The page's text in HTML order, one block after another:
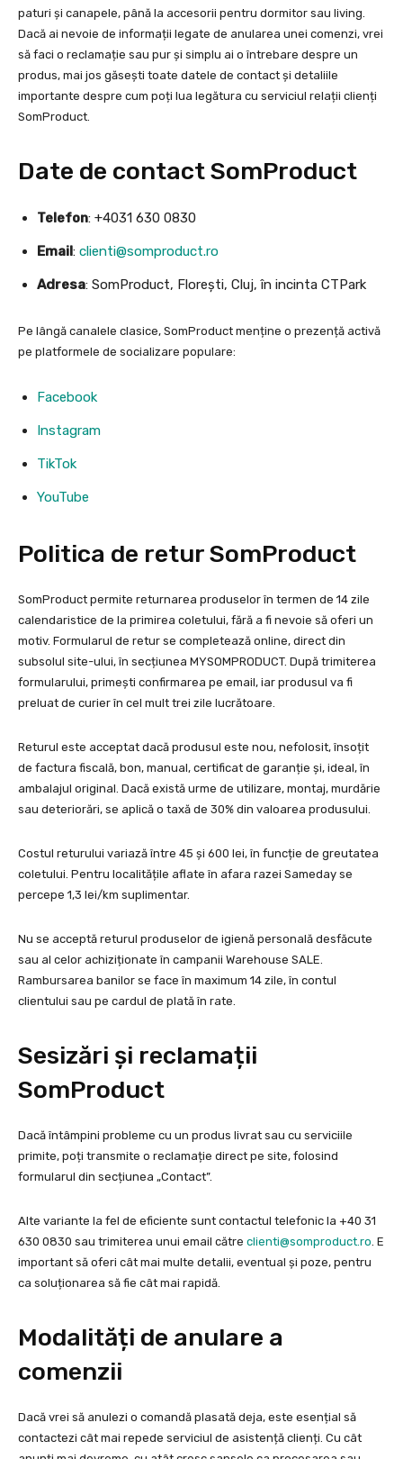
paturi și canapele, până la accesorii pentru dormitor sau living.
Dacă ai nevoie de informații legate de anularea unei comenzi, vrei
să faci o reclamație sau pur și simplu ai o întrebare despre un
produs, mai jos găsești toate datele de contact și detaliile
importante despre cum poți lua legătura cu serviciul relații clienți
SomProduct.
Date de contact SomProduct
Telefon: +4031 630 0830
Email: clienti@somproduct.ro
Adresa: SomProduct, Florești, Cluj, în incinta CTPark
Pe lângă canalele clasice, SomProduct menține o prezență activă
pe platformele de socializare populare:
Facebook
Instagram
TikTok
YouTube
Politica de retur SomProduct
SomProduct permite returnarea produselor în termen de 14 zile
calendaristice de la primirea coletului, fără a fi nevoie să oferi un
motiv. Formularul de retur se completează online, direct din
subsolul site-ului, în secțiunea MYSOMPRODUCT. După trimiterea
formularului, primești confirmarea pe email, iar produsul va fi
preluat de curier în cel mult trei zile lucrătoare.
Returul este acceptat dacă produsul este nou, nefolosit, însoțit
de factura fiscală, bon, manual, certificat de garanție și, ideal, în
ambalajul original. Dacă există urme de utilizare, montaj, murdărie
sau deteriorări, se aplică o taxă de 30% din valoarea produsului.
Costul returului variază între 45 și 600 lei, în funcție de greutatea
coletului. Pentru localitățile aflate în afara razei Sameday se
percepe 1,3 lei/km suplimentar.
Nu se acceptă returul produselor de igienă personală desfăcute
sau al celor achiziționate în campanii Warehouse SALE.
Rambursarea banilor se face în maximum 14 zile, în contul
clientului sau pe cardul de plată în rate.
Sesizări și reclamații
SomProduct
Dacă întâmpini probleme cu un produs livrat sau cu serviciile
primite, poți transmite o reclamație direct pe site, folosind
formularul din secțiunea „Contact”.
Alte variante la fel de eficiente sunt contactul telefonic la +40 31
630 0830 sau trimiterea unui email către clienti@somproduct.ro . E
important să oferi cât mai multe detalii, eventual și poze, pentru
ca soluționarea să fie cât mai rapidă.
Modalități de anulare a
comenzii
Dacă vrei să anulezi o comandă plasată deja, este esențial să
contactezi cât mai repede serviciul de asistență clienți. Cu cât